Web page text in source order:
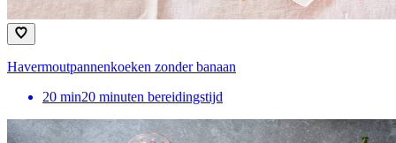
Havermoutpannenkoeken zonder banaan
20 min20 minuten bereidingstijd